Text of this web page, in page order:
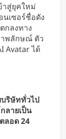
าสู่ยุคใหม่
นเซอร์ชื่อดัง
กลงทาง
าพลักษณ์ ตัว
Avatar ได้
บริษัททั่วไป
ลายเป็น
ลอด 24